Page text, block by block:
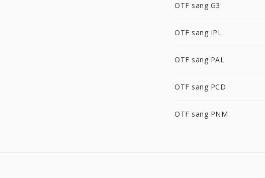
OTF sang G3
OTF sang IPL
OTF sang PAL
OTF sang PCD
OTF sang PNM